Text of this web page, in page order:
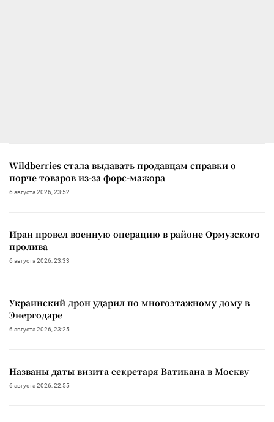
Wildberries стала выдавать продавцам справки о
порче товаров из-за форс-мажора
6 августа 2026, 23:52
Иран провел военную операцию в районе Ормузского
пролива
6 августа 2026, 23:33
Украинский дрон ударил по многоэтажному дому в
Энергодаре
6 августа 2026, 23:25
Названы даты визита секретаря Ватикана в Москву
6 августа 2026, 22:55